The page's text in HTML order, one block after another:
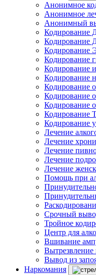
Анонимное
Анонимное
Анонимный
Кодирование
Кодирование
Кодирование
Кодирование
Кодирование
Кодирование
Кодирование
Кодирование
Кодирование
Кодирование
Кодирование
Лечение
Лечение
Лечение
Лечение
Лечение
Помощь при
Срочный
Тройное
Центр для
Вшивание
Вытрезвление
Вывод из
Наркомания